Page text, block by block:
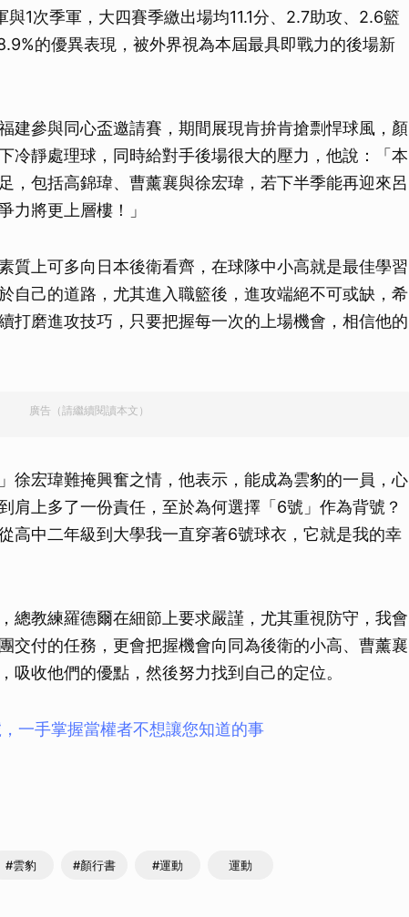
1次季軍，大四賽季繳出場均11.1分、2.7助攻、2.6籃
的優異表現，被外界視為本屆最具即戰力的後場新
建參與同心盃邀請賽，期間展現肯拚肯搶剽悍球風，顏
冷靜處理球，同時給對手後場很大的壓力，他說：「本
，包括高錦瑋、曹薰襄與徐宏瑋，若下半季能再迎來呂
力將更上層樓！」
質上可多向日本後衛看齊，在球隊中小高就是最佳學習
自己的道路，尤其進入職籃後，進攻端絕不可或缺，希
打磨進攻技巧，只要把握每一次的上場機會，相信他的
廣告（請繼續閱讀本文）
徐宏瑋難掩興奮之情，他表示，能成為雲豹的一員，心
肩上多了一份責任，至於為何選擇「6號」作為背號？
高中二年級到大學我一直穿著6號球衣，它就是我的幸
總教練羅德爾在細節上要求嚴謹，尤其重視防守，我會
交付的任務，更會把握機會向同為後衛的小高、曹薰襄
吸收他們的優點，然後努力找到自己的定位。
一手掌握當權者不想讓您知道的事
#雲豹 #顏行書 #運動 運動
取消